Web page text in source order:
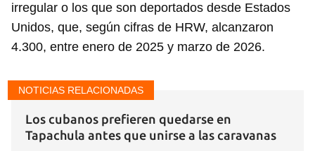
irregular o los que son deportados desde Estados
Unidos, que, según cifras de HRW, alcanzaron
4.300, entre enero de 2025 y marzo de 2026.
NOTICIAS RELACIONADAS
Los cubanos prefieren quedarse en
Tapachula antes que unirse a las caravanas